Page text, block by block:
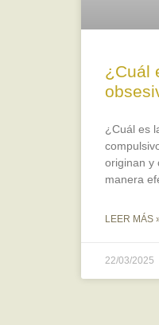
¿Cuál
¿Cuál es
originan y
manera
LEER MÁS
22/03/2025